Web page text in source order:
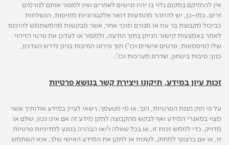
אין להחזיקם במקום גלוי בו יהיו נגישים לאחרים ואין למסור אותם לגורמים
זרים. כמו-כן, יש להיזהר מהודעות דואר אלקטרוניות מזויפות, הנשלחות
כביכול מקבוצת בר עוז או מגורם מוכר אחר, אשר מבקשות מהמשתמש להיכנס
לאתר באמצעות קישור הניתן בתוך הודעה, ולמסור או לעדכן את פרטי הזיהוי
שלו (סיסמאות, פרטים אישיים וכו') תוך פירוט הסיבות בגינן נדרש העדכון,
כגון: סיבות ביטחון, שדרוג מערכות וכו'.
זכות עיון במידע, תיקונו ויצירת קשר בנושא פרטיות
על פי חוק הגנת הפרטיות, הנך, או מי מטעמך, רשאי לעיין במידע אודותיך אשר
מצוי במאגרי המידע ואף לבקש מהקבוצה לתקן מידע זה אם אינו נכון, שלם או
מדויק. כדי לממש זכות זו, או בכל שאלה ו/או הבהרה בנוגע למדיניות פרטיות
זו, או אם ברצונך למחוק, לשנות או לתקן את המידע האישי שלך, אנא השתמש